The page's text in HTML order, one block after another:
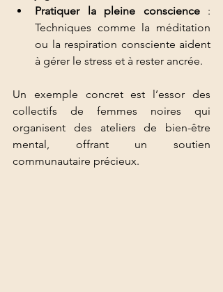
Pratiquer la pleine conscience :
Techniques comme la méditation
ou la respiration consciente aident
à gérer le stress et à rester ancrée.
Un exemple concret est l’essor des
collectifs de femmes noires qui
organisent des ateliers de bien-être
mental, offrant un soutien
communautaire précieux.